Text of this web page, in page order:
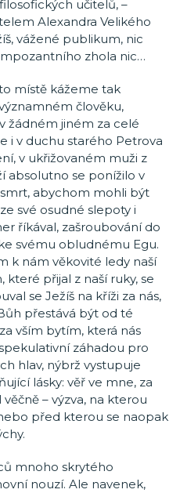
učitelů, –
Alexandra Velikého
vážené publikum, nic
zhola nic…
místě kážeme tak
člověku,
žádném jiném za celé
i v duchu starého Petrova
v ukřižovaném muži z
absolutno se ponížilo v
abychom mohli být
své osudné slepoty i
říkával, zašroubování do
svému obludnému Egu.
k nám věkovité ledy naší
které přijal z naší ruky, se
se Ježíš na kříži za nás,
přestává být od té
vším bytím, která nás
záhadou pro
hlav, nýbrž vystupuje
lásky: věř ve mne, za
– výzva, na kterou
před kterou se naopak
mnoho skrytého
nouzí. Ale navenek,